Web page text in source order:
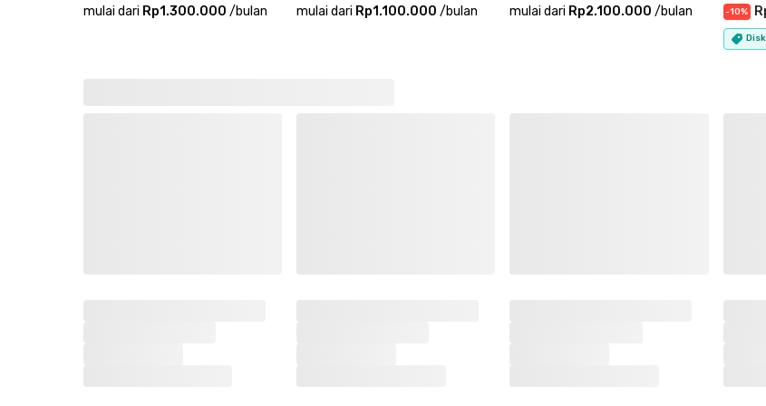
mulai dari Rp1.300.000 /bulan mulai dari Rp1.100.000 /bulan mulai dari Rp2.100.000 /bulan -10%